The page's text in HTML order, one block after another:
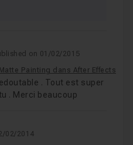
on 01/02/2015
Painting dans After Effects
. Tout est super
. Merci beaucoup
02/2014